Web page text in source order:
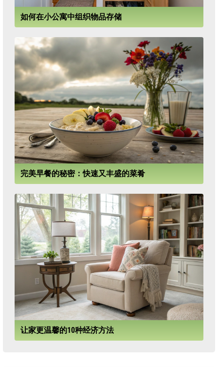
如何在小公寓中组织物品存储
完美早餐的秘密：快速又丰盛的菜肴
让家更温馨的10种经济方法